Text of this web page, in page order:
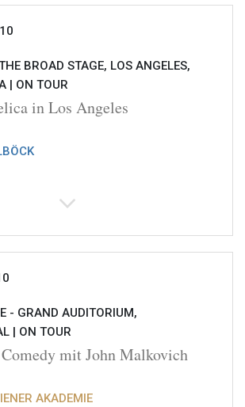
BROAD STAGE, LOS ANGELES,
| ON TOUR
in Los Angeles
- GRAND AUDITORIUM,
| ON TOUR
mit John Malkovich
AKADEMIE